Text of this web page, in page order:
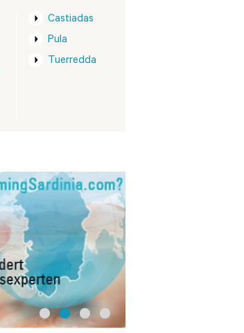
Castiadas
Pula
Tuerredda